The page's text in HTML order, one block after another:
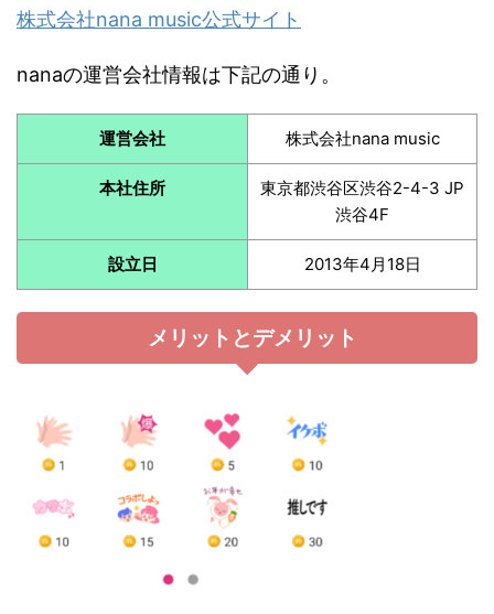
株式会社nana music公式サイト
nanaの運営会社情報は下記の通り。
運営会社 株式会社nana music
本社住所
東京都渋谷区渋谷2-4-3 JP
渋谷4F
設立日 2013年4月18日
メリットとデメリット